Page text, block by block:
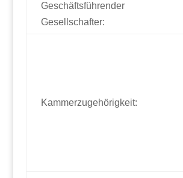
Geschäftsführender
Gesellschafter:
Kammerzugehörigkeit: